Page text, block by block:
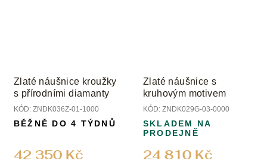
Zlaté náušnice kroužky
s přírodními diamanty
KÓD: ZNDK036Z-01-1000
42 350 Kč
BĚŽNĚ DO 4 TÝDNŮ
Zlaté náušnice s
kruhovým motivem
KÓD: ZNDK029G-03-0000
24 810 Kč
SKLADEM NA
PRODEJNĚ